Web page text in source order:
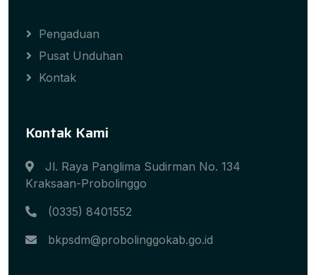
Pengaduan
Pusat Unduhan
Kontak
Kontak Kami
Jl. Raya Panglima Sudirman No. 134
Kraksaan-Probolinggo
(0335) 8401552
bkpsdm@probolinggokab.go.id